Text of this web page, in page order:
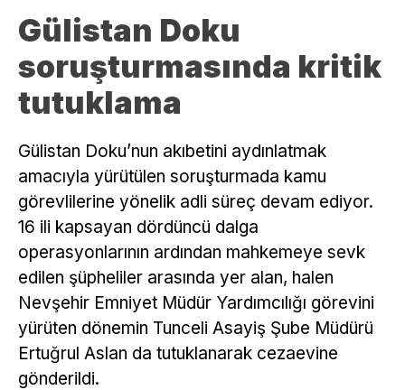
Gülistan Doku
soruşturmasında kritik
tutuklama
Gülistan Doku’nun akıbetini aydınlatmak
amacıyla yürütülen soruşturmada kamu
görevlilerine yönelik adli süreç devam ediyor.
16 ili kapsayan dördüncü dalga
operasyonlarının ardından mahkemeye sevk
edilen şüpheliler arasında yer alan, halen
Nevşehir Emniyet Müdür Yardımcılığı görevini
yürüten dönemin Tunceli Asayiş Şube Müdürü
Ertuğrul Aslan da tutuklanarak cezaevine
gönderildi.